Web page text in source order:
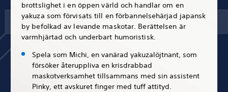
brottslighet i en öppen värld och handlar om en
yakuza som förvisats till en förbannelsehärjad japansk
by befolkad av levande maskotar. Berättelsen är
varmhjärtad och underbart humoristisk.
Spela som Michi, en vanärad yakuzalöjtnant, som
försöker återuppliva en krisdrabbad
maskotverksamhet tillsammans med sin assistent
Pinky, ett avskuret finger med tuff attityd.